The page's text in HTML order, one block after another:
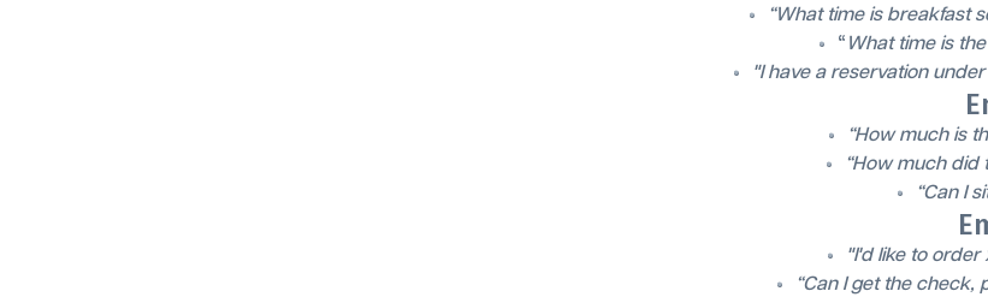
“What time is breakfast
“ What time is
"I have a reservation
“How much is
“How much did
“Can I
"I'd like to order
“Can I get the check,